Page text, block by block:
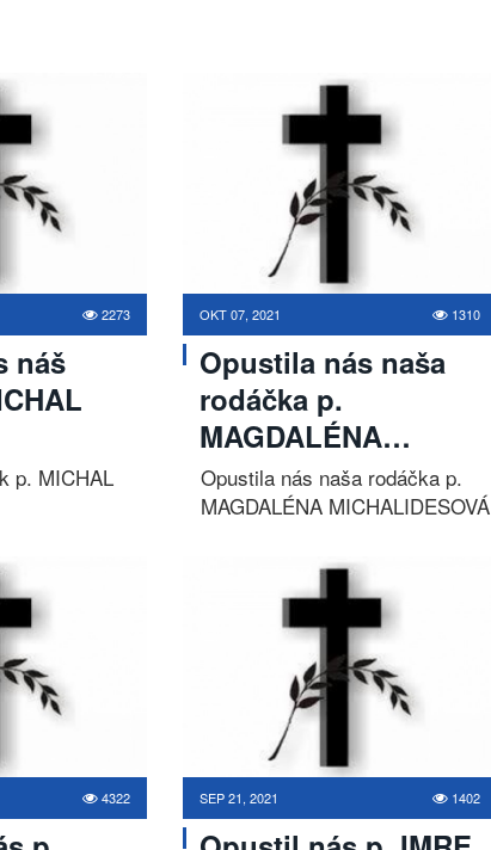
2273
náš
p. MICHAL
OKT 07, 2021 1310
Opustila nás naša
rodáčka p.
MAGDALÉNA…
Opustila nás naša rodáčka p.
MAGDALÉNA MICHALIDESOVÁ
4322 SEP 21, 2021 1402